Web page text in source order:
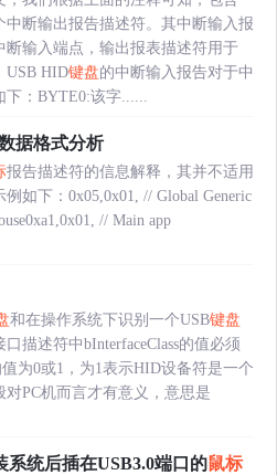
断输出报告描述符。其中断输入报
断输入端点，输出报表描述符用于
USB HID键盘的中断输入报告对于中
下：BYTE0:该字......
据格式分析
报告描述符的信息解释，其并不适用
如下：0x05,0x01, // Global Generic
// Main app
和在操作系统下识别一个USB键盘
描述符中bInterfaceClass的值必须
值为0或1，为1表示HID设备符是一个
对PC机而言才有意义，意思是
系统后插在USB3.0端口的鼠标